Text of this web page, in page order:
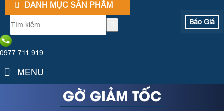
DANH MỤC SẢN PHẨM
Báo Giá
0977 711 919
MENU
GỜ GIẢM TỐC